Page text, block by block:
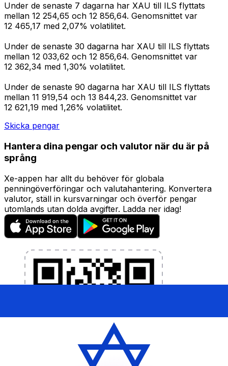
Under de senaste 7 dagarna har XAU till ILS flyttats
mellan 12 254,65 och 12 856,64. Genomsnittet var
12 465,17 med 2,07% volatilitet.
Under de senaste 30 dagarna har XAU till ILS flyttats
mellan 12 033,62 och 12 856,64. Genomsnittet var
12 362,34 med 1,30% volatilitet.
Under de senaste 90 dagarna har XAU till ILS flyttats
mellan 11 919,54 och 13 844,23. Genomsnittet var
12 621,19 med 1,26% volatilitet.
Skicka pengar
Hantera dina pengar och valutor när du är på
språng
Xe-appen har allt du behöver för globala
penningöverföringar och valutahantering. Konvertera
valutor, ställ in kursvarningar och överför pengar
utomlands utan dolda avgifter. Ladda ner idag!